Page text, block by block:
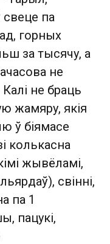
свеце па
горных
за тысячу, а
не
не браць
жамяру, якія
ў біямасе
колькасна
жывёламі,
свінні,
па 1
пацукі,